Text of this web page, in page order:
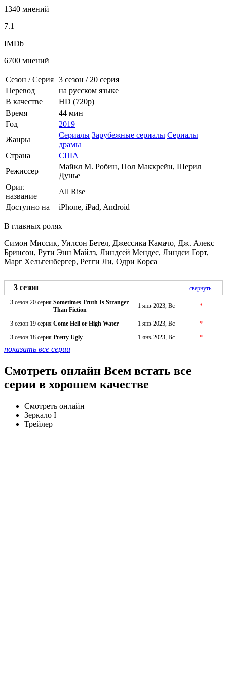
1340 мнений
7.1
IMDb
6700 мнений
Сезон / Серия 3 сезон / 20 серия
Перевод
на русском языке
В качестве
HD (720p)
Время
44 мин
Год
2019
Жанры
Сериалы Зарубежные сериалы Сериалы
драмы
Страна
США
Режиссер
Майкл М. Робин, Пол Маккрейн, Шерил
Дунье
Ориг.
название
All Rise
Доступно на
iPhone, iPad, Android
В главных ролях
Симон Миссик, Уилсон Бетел, Джессика Камачо, Дж. Алекс
Бринсон, Рути Энн Майлз, Линдсей Мендес, Линдси Горт,
Марг Хельгенбергер, Регги Ли, Одри Корса
3 сезон
свернуть
3 сезон 20 серия Sometimes Truth Is Stranger
Than Fiction
1 янв 2023, Вс *
3 сезон 19 серия Come Hell or High Water 1 янв 2023, Вс
*
3 сезон 18 серия Pretty Ugly 1 янв 2023, Вс *
показать все серии
Смотреть онлайн Всем встать все
серии в хорошем качестве
Смотреть онлайн
Зеркало I
Трейлер